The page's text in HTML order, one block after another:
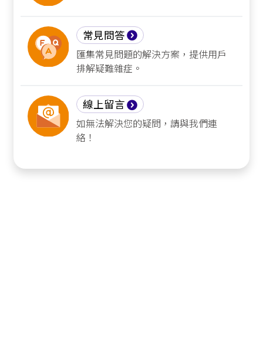
常見問答
匯集常見問題的解決方案，提供用戶
排解疑難雜症。
線上留言
如無法解決您的疑問，請與我們連
絡！